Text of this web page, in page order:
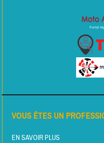
VOUS ÊTES UN
EN SAVOIR PLUS